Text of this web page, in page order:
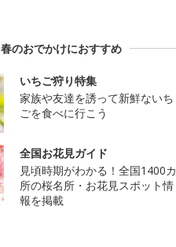
春のおでかけにおすすめ
いちご狩り特集
家族や友達を誘って新鮮ないち
ごを食べに行こう
全国お花見ガイド
見頃時期がわかる！全国1400カ
所の桜名所・お花見スポット情
報を掲載